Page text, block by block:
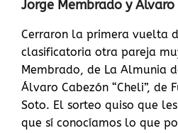
Jorge Membrado y Álvaro
Cerraron la primera vuelta
clasificatoria otra pareja
Membrado, de La Almunia
Álvaro Cabezón “Cheli”, de
Soto. El sorteo quiso que
que sí conocíamos lo que